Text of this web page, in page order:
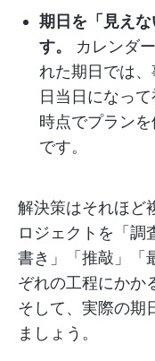
期日を「見え
す。
カレンダ
れた期日では
日当日になっ
時点でプラン
です。
解決策はそれほど
ロジェクトを「調
書き」「推敲」「
ぞれの工程にかか
そして、実際の期
ましょう。